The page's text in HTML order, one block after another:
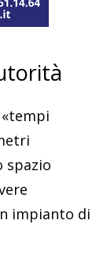
spazio
impianto di